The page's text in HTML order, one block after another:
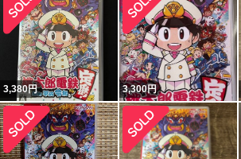
3,380円 3,300円